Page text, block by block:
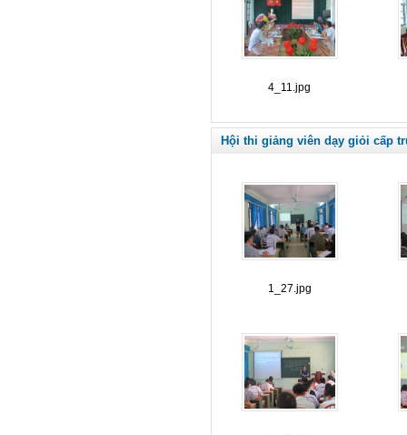
4_11.jpg
Hội thi giảng viên dạy giỏi cấp
1_27.jpg